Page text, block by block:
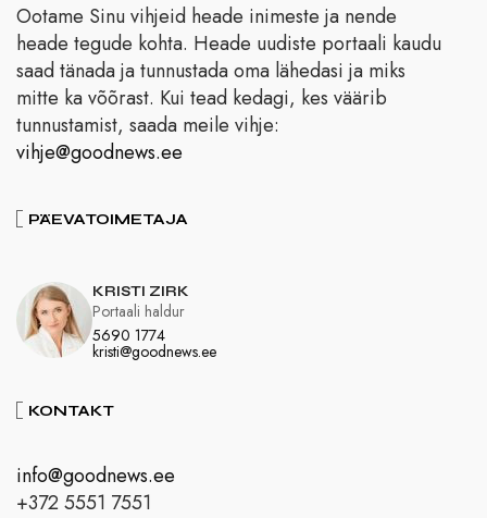
Ootame Sinu vihjeid heade inimeste ja nende
heade tegude kohta. Heade uudiste portaali kaudu
saad tänada ja tunnustada oma lähedasi ja miks
mitte ka võõrast. Kui tead kedagi, kes väärib
tunnustamist, saada meile vihje:
vihje@goodnews.ee
PÄEVATOIMETAJA
KRISTI ZIRK
5690 1774
kristi@goodnews.ee
Portaali haldur
KONTAKT
info@goodnews.ee
+372 5551 7551